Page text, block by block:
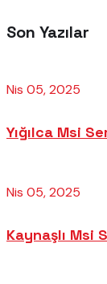
Son Yazılar
Nis 05, 2025
Yığılca Msi
Nis 05, 2025
Kaynaşlı Msi